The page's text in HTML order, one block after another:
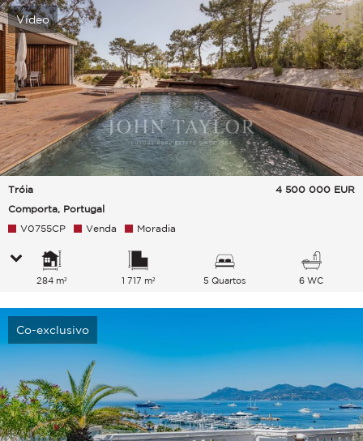
Vídeo
Tróia
Comporta, Portugal
4 500 000 EUR
V0755CP Venda Moradia
284 m² 1 717 m² 5 Quartos 6 WC
Co-exclusivo